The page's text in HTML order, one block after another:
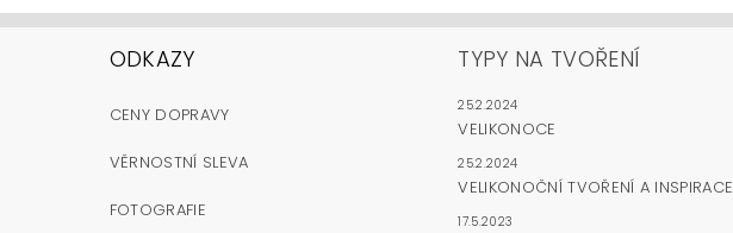
ODKAZY
CENY DOPRAVY
VĚRNOSTNÍ SLEVA
FOTOGRAFIE
TYPY NA TVOŘENÍ
25.2.2024
VELIKONOCE
25.2.2024
VELIKONOČNÍ TVOŘENÍ A INSPIRACE
17.5.2023